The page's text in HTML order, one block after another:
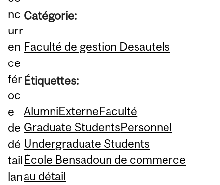
nc
urr
en
ce
fér
oc
e
de
dé
tail
lan
Catégorie:
Faculté de gestion Desautels
Étiquettes:
AlumniExterneFaculté
Graduate StudentsPersonnel
Undergraduate Students
École Bensadoun de commerce
au détail